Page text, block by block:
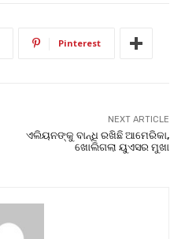
Pinterest
NEXT ARTICLE
ଏଲିୟନଙ୍କୁ ବାନ୍ଧି ରଖିଛି ଆମେରିକା,
ଖୋଲିଗଲା ୟୁଏସର ମୁଖା